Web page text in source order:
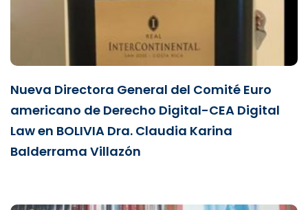
Nueva Directora General del Comité Euro
americano de Derecho Digital-CEA Digital
Law en BOLIVIA Dra. Claudia Karina
Balderrama Villazón